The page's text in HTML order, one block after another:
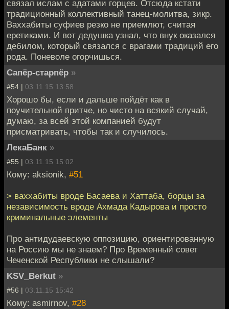
связал ислам с адатами горцев. Отсюда кстати
традиционный коллективный танец-молитва, зикр.
Ваххабиты суфиев резко не приемлют, считая
еретиками. И вот дедушка узнал, что внук оказался
дебилом, который связался с врагами традиций его
рода. Поневоле огорчишься.
Сапёр-старпёр »
#54 | 03.11.15 13:58
Хорошо бы, если и дальше пойдёт как в
поучительной притче, но чисто на всякий случай,
думаю, за всей этой компанией будут
присматривать, чтобы так и случилось.
ЛекаБанк »
#55 | 03.11.15 15:02
Кому: aksionik, #51
> ваххабиты вроде Басаева и Хаттаба, борцы за
независимость вроде Ахмада Кадырова и просто
криминальные элементы
Про антидудаевскую оппозицию, ориентированную
на Россию мы не знаем? Про Временный совет
Чеченской Республики не слышали?
KSV_Berkut »
#56 | 03.11.15 15:42
Кому: asmirnov, #28